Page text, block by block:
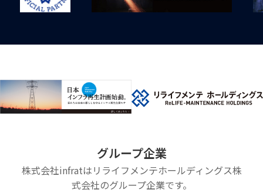
グループ企業
株式会社infratはリライフメンテホールディングス株
式会社のグループ企業です。